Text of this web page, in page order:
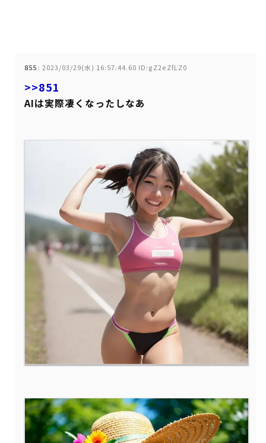
855 : 2023/03/29(水) 16:57:44.60 ID:gZ2eZfLZ0
>>851
AIは実際凄くなったしなあ